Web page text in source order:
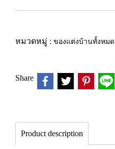
หมวดหมู่ : ของแต่งบ้านทั้งหมด
Share
Product description